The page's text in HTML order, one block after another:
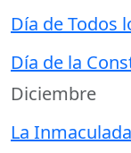
Día de Todos
Día de la
Diciembre
La